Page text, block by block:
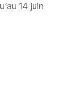
14 juin